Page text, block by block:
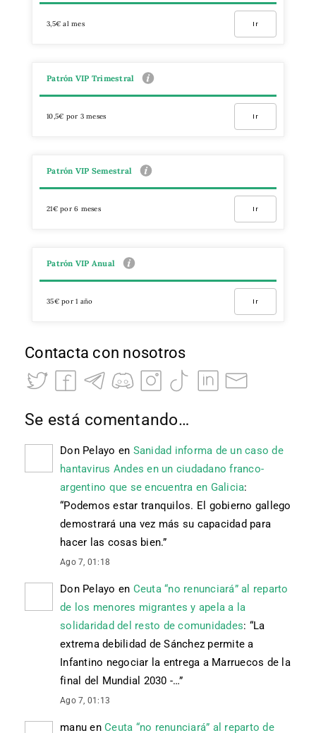
3,5€ al mes Ir
Patrón VIP Trimestral
10,5€ por 3 meses Ir
Patrón VIP Semestral
21€ por 6 meses Ir
Patrón VIP Anual
35€ por 1 año Ir
Contacta con nosotros
Se está comentando…
Don Pelayo en Sanidad informa de un caso de
hantavirus Andes en un ciudadano franco-
argentino que se encuentra en Galicia:
“Podemos estar tranquilos. El gobierno gallego
demostrará una vez más su capacidad para
hacer las cosas bien.”
Ago 7, 01:18
Don Pelayo en Ceuta “no renunciará” al reparto
de los menores migrantes y apela a la
solidaridad del resto de comunidades: “La
extrema debilidad de Sánchez permite a
Infantino negociar la entrega a Marruecos de la
final del Mundial 2030 -…”
Ago 7, 01:13
manu en Ceuta “no renunciará” al reparto de